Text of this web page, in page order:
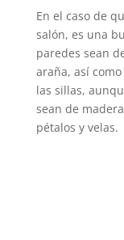
En el caso de
salón, es una
paredes sean
araña, así
las sillas,
sean de
pétalos y velas.